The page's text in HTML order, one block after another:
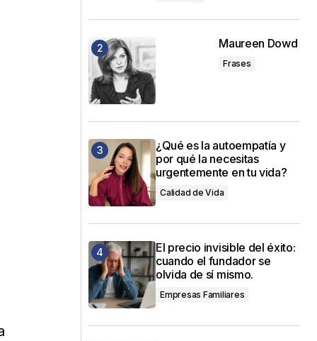
Maureen Dowd
Frases
¿Qué es la autoempatía y
por qué la necesitas
urgentemente en tu vida?
Calidad de Vida
El precio invisible del éxito:
cuando el fundador se
olvida de sí mismo.
Empresas Familiares